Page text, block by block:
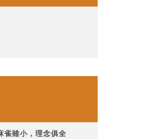
雖小，理念俱全